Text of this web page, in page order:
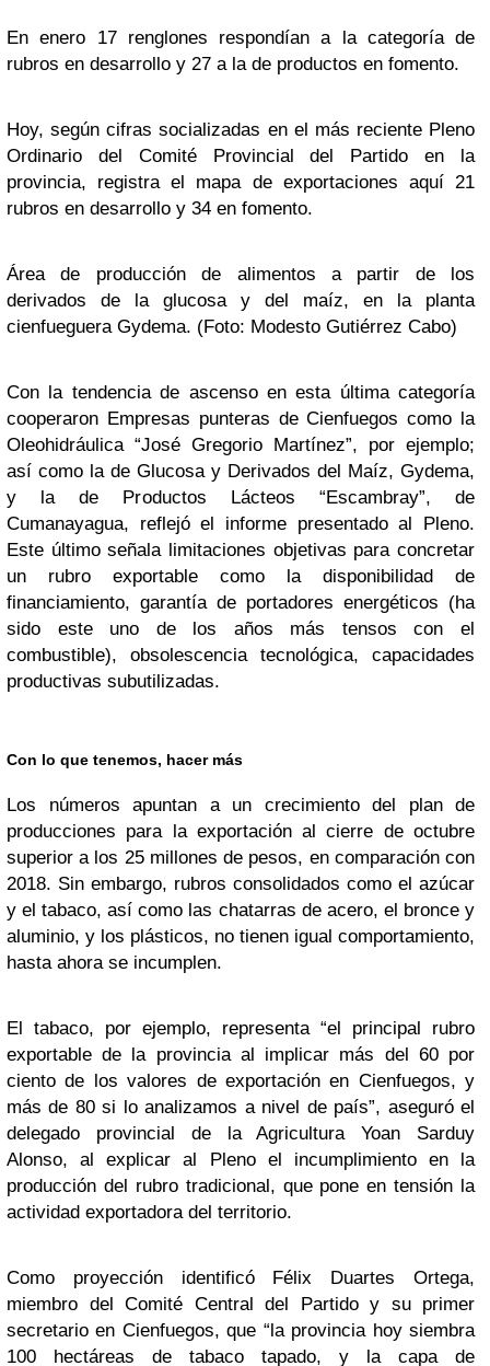
En enero 17 renglones respondían a la categoría de
rubros en desarrollo y 27 a la de productos en fomento.
Hoy, según cifras socializadas en el más reciente Pleno
Ordinario del Comité Provincial del Partido en la
provincia, registra el mapa de exportaciones aquí 21
rubros en desarrollo y 34 en fomento.
Área de producción de alimentos a partir de los
derivados de la glucosa y del maíz, en la planta
cienfueguera Gydema. (Foto: Modesto Gutiérrez Cabo)
Con la tendencia de ascenso en esta última categoría
cooperaron Empresas punteras de Cienfuegos como la
Oleohidráulica “José Gregorio Martínez”, por ejemplo;
así como la de Glucosa y Derivados del Maíz, Gydema,
y la de Productos Lácteos “Escambray”, de
Cumanayagua, reflejó el informe presentado al Pleno.
Este último señala limitaciones objetivas para concretar
un rubro exportable como la disponibilidad de
financiamiento, garantía de portadores energéticos (ha
sido este uno de los años más tensos con el
combustible), obsolescencia tecnológica, capacidades
productivas subutilizadas.
Con lo que tenemos, hacer más
Los números apuntan a un crecimiento del plan de
producciones para la exportación al cierre de octubre
superior a los 25 millones de pesos, en comparación con
2018. Sin embargo, rubros consolidados como el azúcar
y el tabaco, así como las chatarras de acero, el bronce y
aluminio, y los plásticos, no tienen igual comportamiento,
hasta ahora se incumplen.
El tabaco, por ejemplo, representa “el principal rubro
exportable de la provincia al implicar más del 60 por
ciento de los valores de exportación en Cienfuegos, y
más de 80 si lo analizamos a nivel de país”, aseguró el
delegado provincial de la Agricultura Yoan Sarduy
Alonso, al explicar al Pleno el incumplimiento en la
producción del rubro tradicional, que pone en tensión la
actividad exportadora del territorio.
Como proyección identificó Félix Duartes Ortega,
miembro del Comité Central del Partido y su primer
secretario en Cienfuegos, que “la provincia hoy siembra
100 hectáreas de tabaco tapado, y la capa de